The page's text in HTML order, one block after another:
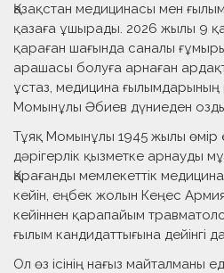
Қазақстан медицинасы мен
қазаға ұшырады. 2026 жылы 9
қараған шағында саналы
арашасы болуға арнаған
ұстаз, медицина ғылымдарының
Момынұлы Әбиев дүниеден
Тұяқ Момынұлы 1945 жылы өмір
дәрігерлік қызметке арнауды
Қарағанды мемлекеттік
кейін, еңбек жолын Кеңес
кейіннен қарапайым
ғылым кандидаттығына дейінгі
Ол өз ісінің нағыз майталманы